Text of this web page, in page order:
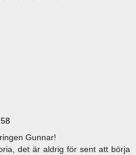
Gunnar!
det är aldrig för sent att börja